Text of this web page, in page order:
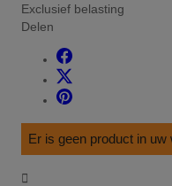
Exclusief belasting
Delen
Er is geen product in uw
